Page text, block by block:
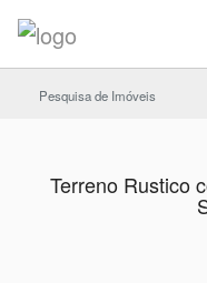
Pesquisa de Imóveis
Terreno Rustico